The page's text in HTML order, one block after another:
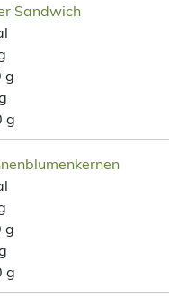
Sandwich
g
g
g
g